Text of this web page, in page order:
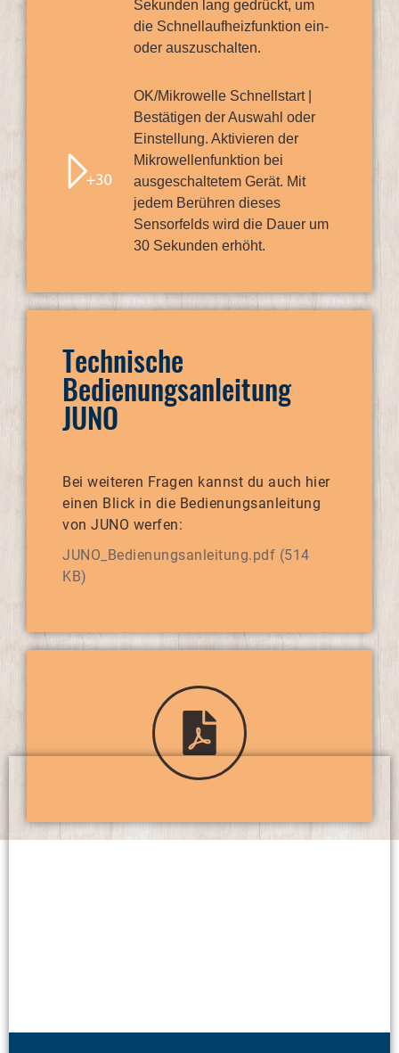
Sekunden lang gedrückt, um
die Schnellaufheizfunktion ein-
oder auszuschalten.
OK/Mikrowelle Schnellstart |
Bestätigen der Auswahl oder
Einstellung. Aktivieren der
Mikrowellenfunktion bei
ausgeschaltetem Gerät. Mit
jedem Berühren dieses
Sensorfelds wird die Dauer um
30 Sekunden erhöht.
Technische
Bedienungsanleitung
JUNO
Bei weiteren Fragen kannst du auch hier
einen Blick in die Bedienungsanleitung
von JUNO werfen:
JUNO_Bedienungsanleitung.pdf (514
KB)